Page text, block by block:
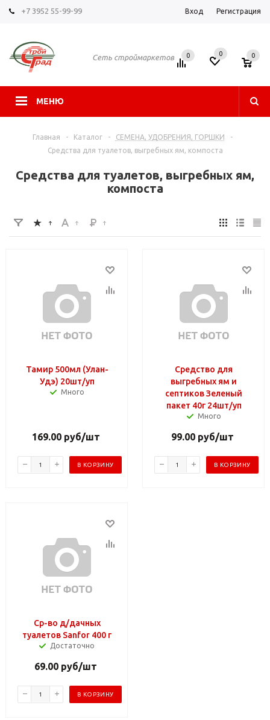
+7 3952 55-99-99 Вход Регистрация
Сеть строймаркетов
МЕНЮ
0 0 0
Главная - Каталог - СЕМЕНА, УДОБРЕНИЯ, ГОРШКИ
-
Средства для туалетов, выгребных ям, компоста
Средства для туалетов, выгребных ям,
компоста
Тамир 500мл (Улан-
Удэ) 20шт/уп
Много
169.00руб/шт
В КОРЗИНУ
Средство для
выгребных ям и
септиков Зеленый
пакет 40г 24шт/уп
Много
99.00 руб/шт
В КОРЗИНУ
Ср-во д/дачных
туалетов Sanfor 400 г
Достаточно
69.00 руб/шт
В КОРЗИНУ